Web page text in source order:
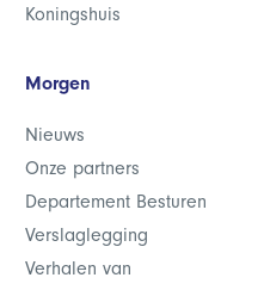
Koningshuis
Morgen
Nieuws
Onze partners
Departement Besturen
Verslaglegging
Verhalen van